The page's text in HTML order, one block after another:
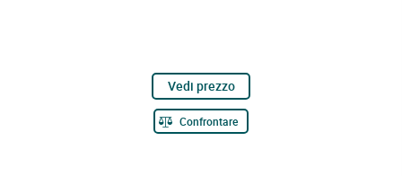
Vedi prezzo
Confrontare